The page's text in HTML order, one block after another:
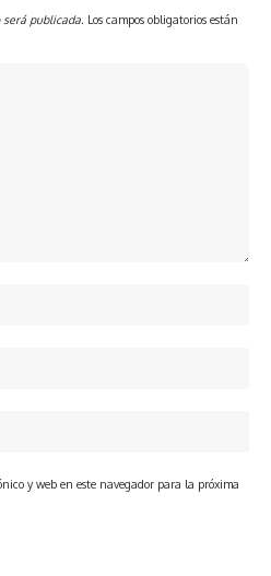
publicada. Los campos obligatorios están
y web en este navegador para la próxima